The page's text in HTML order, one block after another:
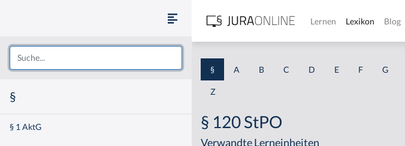
§
§ 1 AktG
Lernen Lexikon Blog
§ A B C D E F G
Z
§ 120 StPO
Verwandte Lerneinheiten